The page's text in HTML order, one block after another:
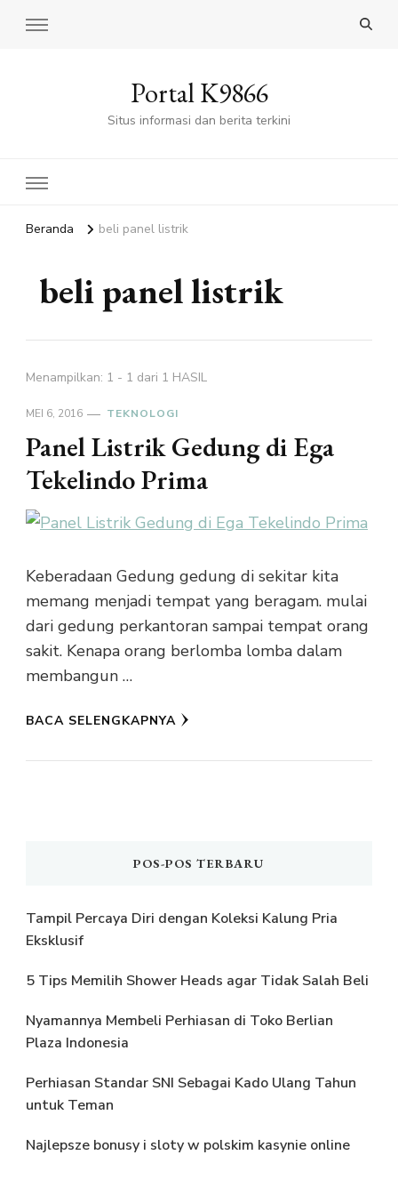
Portal K9866
Situs informasi dan berita terkini
Beranda beli panel listrik
beli panel listrik
Menampilkan: 1 - 1 dari 1 HASIL
MEI 6, 2016 TEKNOLOGI
Panel Listrik Gedung di Ega
Tekelindo Prima
Keberadaan Gedung gedung di sekitar kita
memang menjadi tempat yang beragam. mulai
dari gedung perkantoran sampai tempat orang
sakit. Kenapa orang berlomba lomba dalam
membangun …
BACA SELENGKAPNYA
POS-POS TERBARU
Tampil Percaya Diri dengan Koleksi Kalung Pria
Eksklusif
5 Tips Memilih Shower Heads agar Tidak Salah Beli
Nyamannya Membeli Perhiasan di Toko Berlian
Plaza Indonesia
Perhiasan Standar SNI Sebagai Kado Ulang Tahun
untuk Teman
Najlepsze bonusy i sloty w polskim kasynie online